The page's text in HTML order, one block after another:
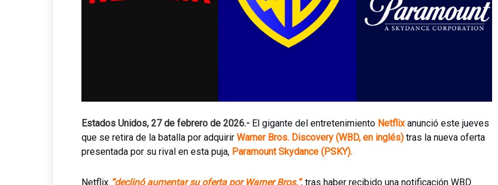
Estados Unidos, 27 de febrero de 2026.- El gigante del entretenimiento Netflix anunció este jueves
que se retira de la batalla por adquirir Warner Bros. Discovery (WBD, en inglés) tras la nueva oferta
presentada por su rival en esta puja, Paramount Skydance (PSKY).
Netflix “declinó aumentar su oferta por Warner Bros.”, tras haber recibido una notificación WBD